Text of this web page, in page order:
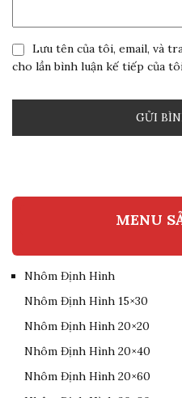
Lưu tên của tôi, email, và
cho lần bình luận kế tiếp của
MENU
Nhôm Định Hình
Nhôm Định Hình 15×30
Nhôm Định Hình 20×20
Nhôm Định Hình 20×40
Nhôm Định Hình 20×60